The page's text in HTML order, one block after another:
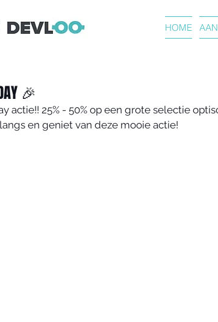
HOME
🎉
actie!! 25% - 50% op een grote selectie
en geniet van deze mooie actie!